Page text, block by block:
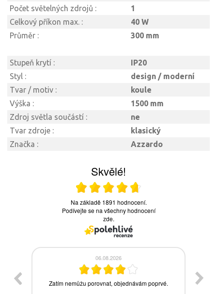
Počet světelných zdrojů :
1
Celkový příkon max. :
40 W
Průměr :
300 mm
Stupeň krytí :
IP20
Styl :
design / moderní
Tvar / motiv :
koule
Výška :
1500 mm
Zdroj světla součástí :
ne
Tvar zdroje :
klasický
Značka :
Azzardo